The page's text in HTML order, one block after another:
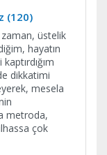
(120)
üstelik
hayatın
kaptırdığım
dikkatimi
mesela
metroda,
çok